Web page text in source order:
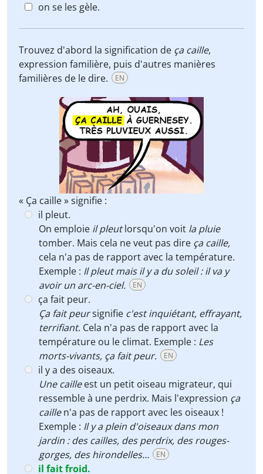
on se les gèle.
Trouvez d'abord la signification de ça caille,
expression familière, puis d'autres manières
familières de le dire.
EN
« Ça caille » signifie :
il pleut.
On emploie il pleutlorsqu'on voit la pluie
tomber. Mais cela ne veut pas dire ça caille,
cela n'a pas de rapport avec la température.
Exemple : Il pleut mais il y a du soleil : il va y
avoir un arc-en-ciel.
EN
ça fait peur.
Ça fait peursignifie c'est inquiétant, effrayant,
terrifiant. Cela n'a pas de rapport avec la
température ou le climat. Exemple : Les
morts-vivants, ça fait peur.
EN
il y a des oiseaux.
Une cailleest un petit oiseau migrateur, qui
ressemble à une perdrix. Mais l'expression ça
caillen'a pas de rapport avec les oiseaux !
Exemple : Il y a plein d'oiseaux dans mon
jardin : des cailles, des perdrix, des rouges-
gorges, des hirondelles…
EN
il fait froid.